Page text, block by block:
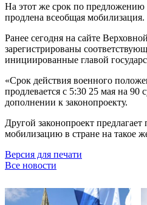
На этот же срок по предложению
продлена всеобщая мобилизация.
Ранее сегодня на сайте
зарегистрированы
инициированные главой
«Срок действия военного
продлевается с 5:30 25 мая на 90
дополнении к законопроекту.
Другой законопроект
мобилизацию в стране на такое
Версия для печати
Все новости